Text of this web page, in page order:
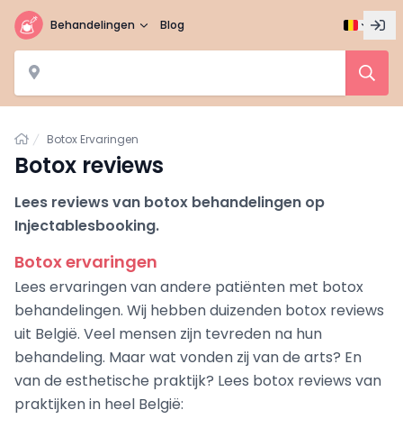
Behandelingen Blog
HomeBotox Ervaringen
Botox reviews
Lees reviews van botox behandelingen op
Injectablesbooking.
Botox ervaringen
Lees ervaringen van andere patiënten met botox
behandelingen. Wij hebben duizenden botox reviews
uit België. Veel mensen zijn tevreden na hun
behandeling. Maar wat vonden zij van de arts? En
van de esthetische praktijk? Lees botox reviews van
praktijken in heel België: